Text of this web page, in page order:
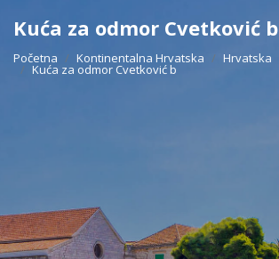
Kuća za odmor Cvetković b
Početna Kontinentalna Hrvatska Hrvatska
Kuća za odmor Cvetković b